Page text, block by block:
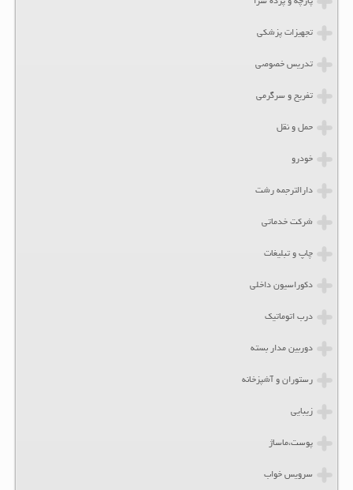
تجهیزات پزشکی
تدریس خصوصی
تفریح و سرگرمی
حمل و نقل
خودرو
دارالترجمه رشت
شرکت خدماتی
چاپ و تبلیغات
دکوراسیون داخلی
درب اتوماتیک
دوربین مدار بسته
رستوران و آشپزخانه
زیبایی
پوست،ماساژ
سرویس خواب